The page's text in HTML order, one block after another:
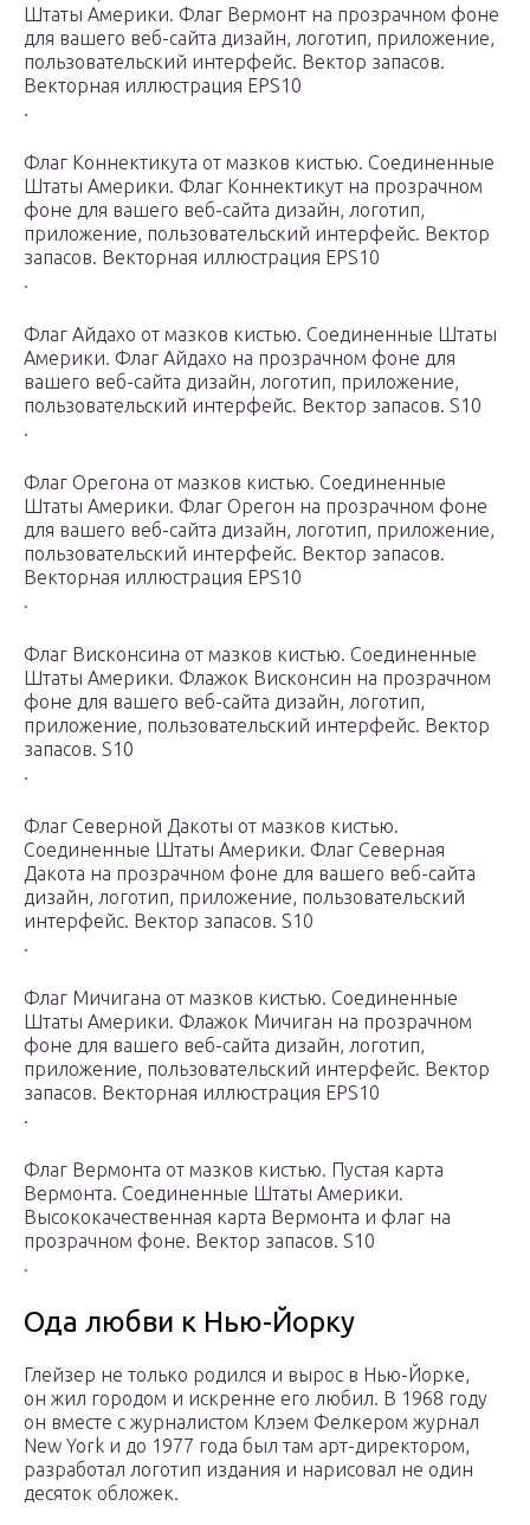
Штаты Америки. Флаг Вермонт на прозрачном фоне
для вашего веб-сайта дизайн, логотип, приложение,
пользовательский интерфейс. Вектор запасов.
Векторная иллюстрация EPS10
.
Флаг Коннектикута от мазков кистью. Соединенные
Штаты Америки. Флаг Коннектикут на прозрачном
фоне для вашего веб-сайта дизайн, логотип,
приложение, пользовательский интерфейс. Вектор
запасов. Векторная иллюстрация EPS10
.
Флаг Айдахо от мазков кистью. Соединенные Штаты
Америки. Флаг Айдахо на прозрачном фоне для
вашего веб-сайта дизайн, логотип, приложение,
пользовательский интерфейс. Вектор запасов. S10
.
Флаг Орегона от мазков кистью. Соединенные
Штаты Америки. Флаг Орегон на прозрачном фоне
для вашего веб-сайта дизайн, логотип, приложение,
пользовательский интерфейс. Вектор запасов.
Векторная иллюстрация EPS10
.
Флаг Висконсина от мазков кистью. Соединенные
Штаты Америки. Флажок Висконсин на прозрачном
фоне для вашего веб-сайта дизайн, логотип,
приложение, пользовательский интерфейс. Вектор
запасов. S10
.
Флаг Северной Дакоты от мазков кистью.
Соединенные Штаты Америки. Флаг Северная
Дакота на прозрачном фоне для вашего веб-сайта
дизайн, логотип, приложение, пользовательский
интерфейс. Вектор запасов. S10
.
Флаг Мичигана от мазков кистью. Соединенные
Штаты Америки. Флажок Мичиган на прозрачном
фоне для вашего веб-сайта дизайн, логотип,
приложение, пользовательский интерфейс. Вектор
запасов. Векторная иллюстрация EPS10
.
Флаг Вермонта от мазков кистью. Пустая карта
Вермонта. Соединенные Штаты Америки.
Высококачественная карта Вермонта и флаг на
прозрачном фоне. Вектор запасов. S10
.
Ода любви к Нью-Йорку
Глейзер не только родился и вырос в Нью-Йорке,
он жил городом и искренне его любил. В 1968 году
он вместе с журналистом Клэем Фелкером журнал
New York и до 1977 года был там арт-директором,
разработал логотип издания и нарисовал не один
десяток обложек.